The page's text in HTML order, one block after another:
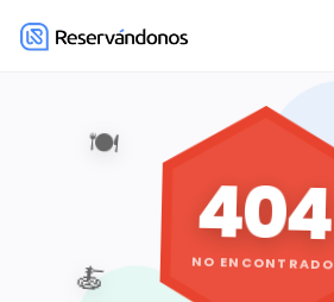
🍽️
🍝
404
NO ENCONTRADO